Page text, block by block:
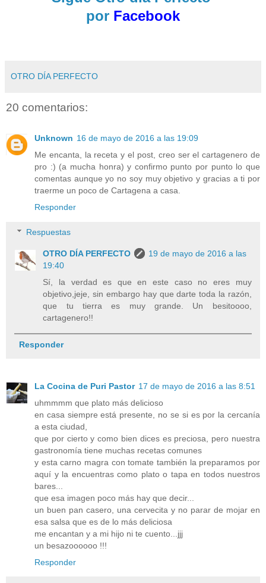
por Facebook
OTRO DÍA PERFECTO
20 comentarios:
Unknown 16 de mayo de 2016 a las 19:09
Me encanta, la receta y el post, creo ser el cartagenero de
pro :) (a mucha honra) y confirmo punto por punto lo que
comentas aunque yo no soy muy objetivo y gracias a ti por
traerme un poco de Cartagena a casa.
Responder
Respuestas
OTRO DÍA PERFECTO
19 de mayo de 2016 a las
19:40
Sí, la verdad es que en este caso no eres muy
objetivo,jeje, sin embargo hay que darte toda la razón,
que tu tierra es muy grande. Un besitoooo,
cartagenero!!
Responder
La Cocina de Puri Pastor 17 de mayo de 2016 a las 8:51
uhmmmm que plato más delicioso
en casa siempre está presente, no se si es por la cercanía
a esta ciudad,
que por cierto y como bien dices es preciosa, pero nuestra
gastronomía tiene muchas recetas comunes
y esta carno magra con tomate también la preparamos por
aquí y la encuentras como plato o tapa en todos nuestros
bares...
que esa imagen poco más hay que decir...
un buen pan casero, una cervecita y no parar de mojar en
esa salsa que es de lo más deliciosa
me encantan y a mi hijo ni te cuento...jjj
un besazoooooo !!!
Responder